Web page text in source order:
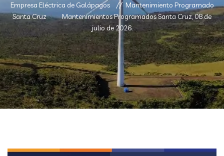
Empresa Eléctrica de Galápagos
Mantenimiento Programado
Santa Cruz
Mantenimientos Programados Santa Cruz, 08 de
julio de 2026.